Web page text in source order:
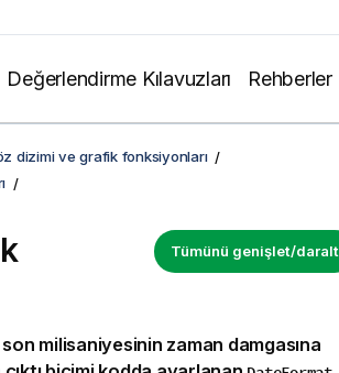
Değerlendirme Kılavuzları Rehberler
dizimi ve grafik fonksiyonları
Tümünü genişlet/daralt
milisaniyesinin zaman damgasına